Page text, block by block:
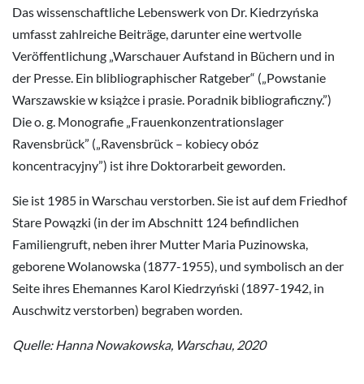
Das wissenschaftliche Lebenswerk von Dr. Kiedrzyńska
umfasst zahlreiche Beiträge, darunter eine wertvolle
Veröffentlichung „Warschauer Aufstand in Büchern und in
der Presse. Ein blibliographischer Ratgeber“ („Powstanie
Warszawskie w książce i prasie. Poradnik bibliograficzny.”)
Die o. g. Monografie „Frauenkonzentrationslager
Ravensbrück” („Ravensbrück – kobiecy obóz
koncentracyjny”) ist ihre Doktorarbeit geworden.
Sie ist 1985 in Warschau verstorben. Sie ist auf dem Friedhof
Stare Powązki (in der im Abschnitt 124 befindlichen
Familiengruft, neben ihrer Mutter Maria Puzinowska,
geborene Wolanowska (1877-1955), und symbolisch an der
Seite ihres Ehemannes Karol Kiedrzyński (1897-1942, in
Auschwitz verstorben) begraben worden.
Quelle: Hanna Nowakowska, Warschau, 2020